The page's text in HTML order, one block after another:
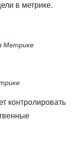
в метрике.
Метрике
контролировать